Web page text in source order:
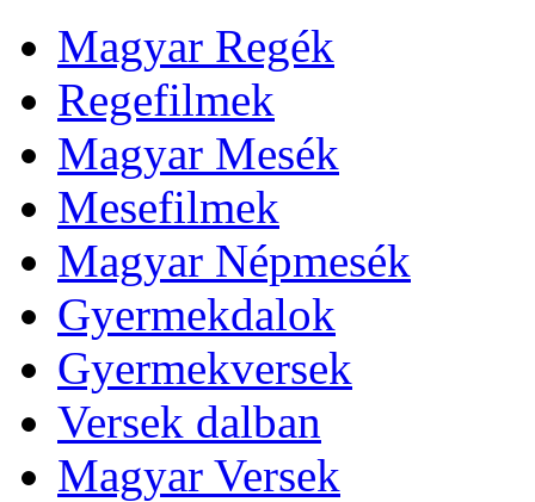
Magyar Regék
Regefilmek
Magyar Mesék
Mesefilmek
Magyar Népmesék
Gyermekdalok
Gyermekversek
Versek dalban
Magyar Versek